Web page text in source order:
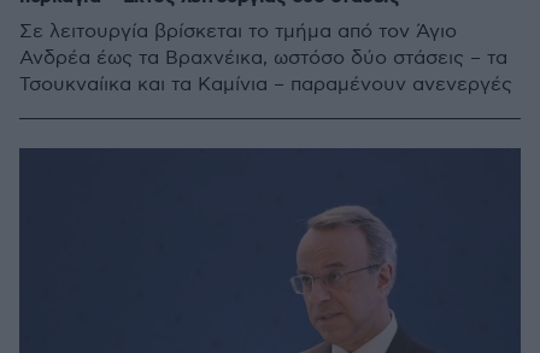
Σε λειτουργία βρίσκεται το τμήμα από τον Άγιο
Ανδρέα έως τα Βραχνέικα, ωστόσο δύο στάσεις – τα
Τσουκναίικα και τα Καμίνια – παραμένουν ανενεργές